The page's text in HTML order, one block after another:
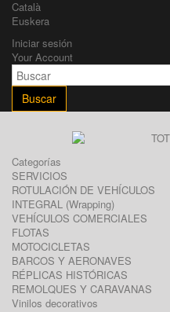
Català
Euskera
Iniciar sesión
Your Account
Buscar
Categorías
SERVICIOS
ROTULACIÓN DE VEHÍCULOS
INTEGRAL (Wrapping)
VEHÍCULOS COMERCIALES
FLOTAS
MOTOCICLETAS
BARCOS Y AERONAVES
RÉPLICAS HISTÓRICAS
REMOLQUES Y CARAVANAS
Vinilos decorativos